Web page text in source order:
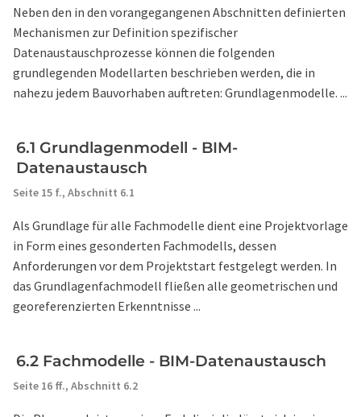
Neben den in den vorangegangenen Abschnitten definierten
Mechanismen zur Definition spezifischer
Datenaustauschprozesse können die folgenden
grundlegenden Modellarten beschrieben werden, die in
nahezu jedem Bauvorhaben auftreten: Grundlagenmodelle. ...
6.1 Grundlagenmodell - BIM-
Datenaustausch
Seite 15 f., Abschnitt 6.1
Als Grundlage für alle Fachmodelle dient eine Projektvorlage
in Form eines gesonderten Fachmodells, dessen
Anforderungen vor dem Projektstart festgelegt werden. In
das Grundlagenfachmodell fließen alle geometrischen und
georeferenzierten Erkenntnisse ...
6.2 Fachmodelle - BIM-Datenaustausch
Seite 16 ff., Abschnitt 6.2